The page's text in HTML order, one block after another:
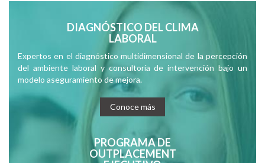
DIAGNÓSTICO DEL CLIMA
LABORAL
Expertos en el diagnóstico multidimensional de la percepción
del ambiente laboral y consultoría de intervención bajo un
modelo aseguramiento de mejora.
Conoce más
PROGRAMA DE
OUTPLACEMENT